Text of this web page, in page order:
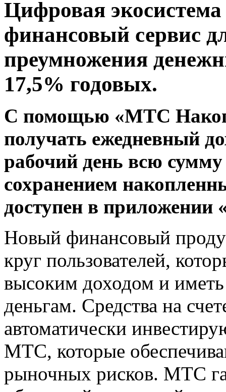
Цифровая
финансовый сервис
преумножения
17,5% годовых.
С помощью «МТС
получать ежедневный
рабочий день всю
сохранением
доступен в
Новый финансовый
круг пользователей,
высоким доходом и
деньгам. Средства на
автоматически
МТС, которые
рыночных рисков. МТС